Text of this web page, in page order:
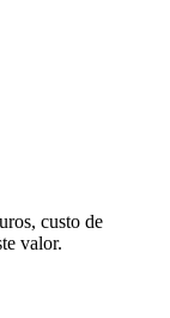
custo de
valor.